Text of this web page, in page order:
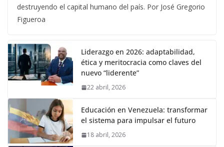
destruyendo el capital humano del país. Por José Gregorio
Figueroa
Liderazgo en 2026: adaptabilidad,
ética y meritocracia como claves del
nuevo “liderente”
22 abril, 2026
Educación en Venezuela: transformar
el sistema para impulsar el futuro
18 abril, 2026